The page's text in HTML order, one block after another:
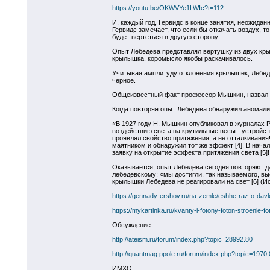
https://youtu.be/OKWVYe1LWIc?t=112
И, каждый год, Гервидс в конце занятия,
Гервидс замечает, что если бы откачать воздух,
будет вертеться в другую сторону.
Опыт Лебедева представлял вертушку из двух
крылышка, коромысло якобы раскачивалось.
Учитывая амплитуду отклонения крылышек,
черное.
Общеизвестный факт профессор Мышкин, назвал
Когда повторяя опыт Лебедева обнаружил
«В 1927 году H. Мышкин опубликовал в журналах
воздействию света на крутильные весы -
проявлял свойство притяжения, а не
маятником и обнаружил тот же эффект [4]! В
заявку на открытие эффекта притяжения света [5]!
Оказывается, опыт Лебедева сегодня повторяют
лебедевскому: «мы достигли, так называемого,
крылышки Лебедева не реагировали на свет [6]
https://gennady-ershov.ru/na-zemle/eshhe-raz-o-
https://mykartinka.ru/kvanty-i-fotony-foton-stroenie-
Обсуждение
http://ateism.ru/forum/index.php?topic=28992.80
http://quantmag.ppole.ru/forum/
ИМХО